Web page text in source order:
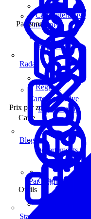
Enseignes
Carte interactive
Prix par zone
Par Région
Régions
Départements
Carte
Carte interactive
Outils
Carte interactive
Par zone
Régions
Départements
Radar
Blog
Statistiques